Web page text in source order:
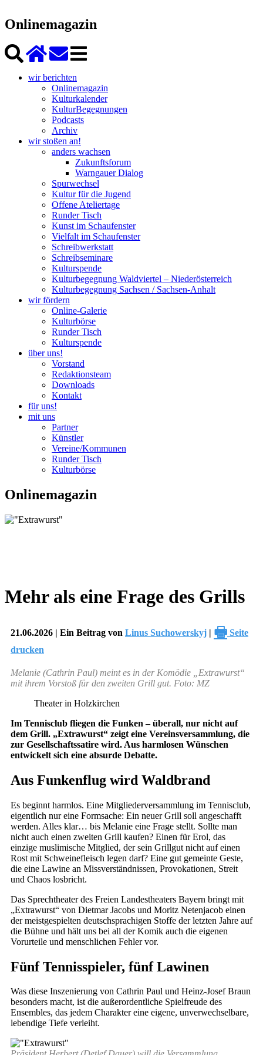
Onlinemagazin
wir berichten
Onlinemagazin
Kulturkalender
KulturBegegnungen
Podcasts
Archiv
wir stoßen an!
anders wachsen
Zukunftsforum
Warngauer Dialog
Spurwechsel
Kultur für die Jugend
Offene Ateliertage
Runder Tisch
Kunst im Schaufenster
Vielfalt im Schaufenster
Schreibwerkstatt
Schreibseminare
Kulturspende
Kulturbegegnung Waldviertel – Niederösterreich
Kulturbegegnung Sachsen / Sachsen-Anhalt
wir fördern
Online-Galerie
Kulturbörse
Runder Tisch
Kulturspende
über uns!
Vorstand
Redaktionsteam
Downloads
Kontakt
für uns!
mit uns
Partner
Künstler
Vereine/Kommunen
Runder Tisch
Kulturbörse
Onlinemagazin
Mehr als eine Frage des Grills
21.06.2026 | Ein Beitrag von Linus Suchowerskyj | 🖶 Seite
drucken
Melanie (Cathrin Paul) meint es in der Komödie „Extrawurst“
mit ihrem Vorstoß für den zweiten Grill gut. Foto: MZ
Theater in Holzkirchen
Im Tennisclub fliegen die Funken – überall, nur nicht auf
dem Grill. „Extrawurst“ zeigt eine Vereinsversammlung, die
zur Gesellschaftssatire wird. Aus harmlosen Wünschen
entwickelt sich eine absurde Debatte.
Aus Funkenflug wird Waldbrand
Es beginnt harmlos. Eine Mitgliederversammlung im Tennisclub,
eigentlich nur eine Formsache: Ein neuer Grill soll angeschafft
werden. Alles klar… bis Melanie eine Frage stellt. Sollte man
nicht auch einen zweiten Grill kaufen? Einen für Erol, das
einzige muslimische Mitglied, der sein Grillgut nicht auf einen
Rost mit Schweinefleisch legen darf? Eine gut gemeinte Geste,
die eine Lawine an Missverständnissen, Provokationen, Streit
und Chaos losbricht.
Das Sprechtheater des Freien Landestheaters Bayern bringt mit
„Extrawurst“ von Dietmar Jacobs und Moritz Netenjacob einen
der meistgespielten deutschsprachigen Stoffe der letzten Jahre auf
die Bühne und hält uns bei all der Komik auch die eigenen
Vorurteile und menschlichen Fehler vor.
Fünf Tennisspieler, fünf Lawinen
Was diese Inszenierung von Cathrin Paul und Heinz-Josef Braun
besonders macht, ist die außerordentliche Spielfreude des
Ensembles, das jedem Charakter eine eigene, unverwechselbare,
lebendige Tiefe verleiht.